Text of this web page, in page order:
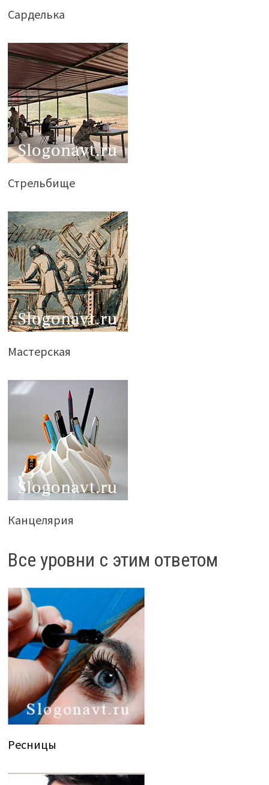
Сарделька
Стрельбище
Мастерская
Канцелярия
Все уровни с этим ответом
Ресницы